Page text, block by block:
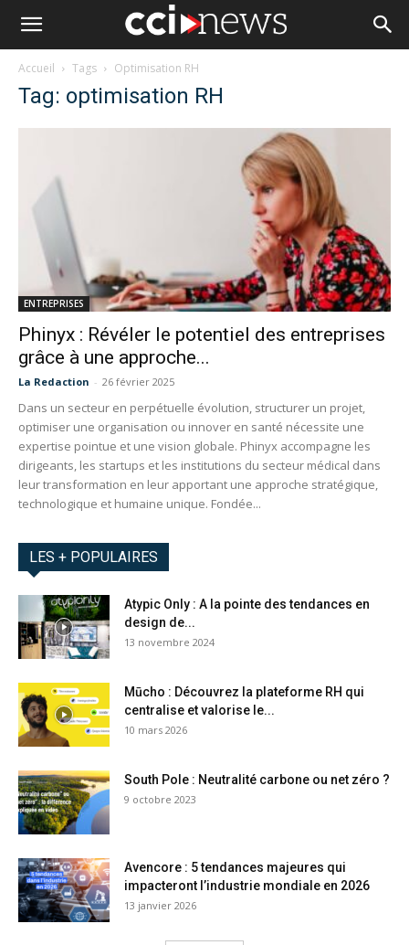
Accueil Tags Optimisation RH
Tag: optimisation RH
ENTREPRISES
Phinyx : Révéler le potentiel des entreprises
grâce à une approche...
La Redaction - 26 février 2025
Dans un secteur en perpétuelle évolution, structurer un projet,
optimiser une organisation ou innover en santé nécessite une
expertise pointue et une vision globale. Phinyx accompagne les
dirigeants, les startups et les institutions du secteur médical dans
leur transformation en leur apportant une approche stratégique,
technologique et humaine unique. Fondée...
LES + POPULAIRES
Atypic Only : A la pointe des tendances en
design de...
13 novembre 2024
Mūcho : Découvrez la plateforme RH qui
centralise et valorise le...
10 mars 2026
South Pole : Neutralité carbone ou net zéro ?
9 octobre 2023
Avencore : 5 tendances majeures qui
impacteront l’industrie mondiale en 2026
13 janvier 2026